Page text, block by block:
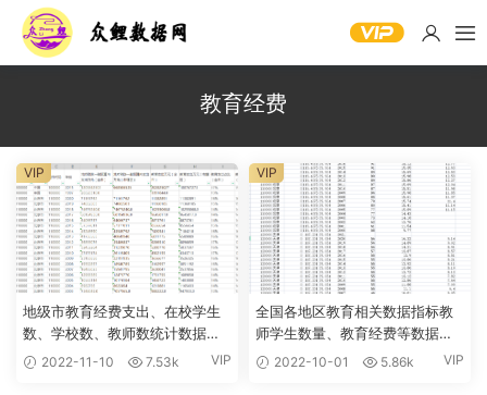
教育经费
地级市教育经费支出、在校学生
数、学校数、教师数统计数据
2000-2020年
2022-11-10 7.53k VIP
VIP
全国各地区教育相关数据指标教
师学生数量、教育经费等数据
2000-2021年
2022-10-01 5.86k VIP
VIP